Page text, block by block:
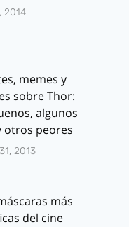
2014
memes y
sobre Thor:
algunos
otros peores
2013
más
del cine